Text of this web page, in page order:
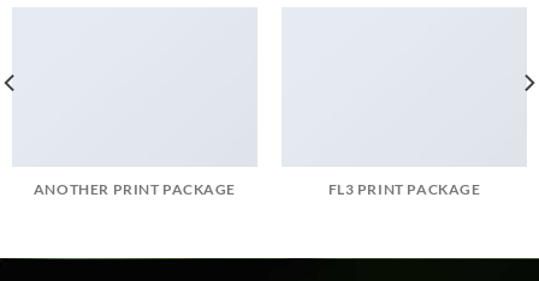
ANOTHER PRINT PACKAGE FL3 PRINT PACKAGE